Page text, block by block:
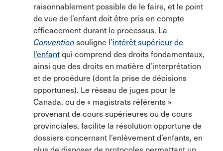
raisonnablement possible de le faire, et le point
de vue de l’enfant doit être pris en compte
efficacement durant le processus. La
Convention souligne l’intérêt supérieur de
l’enfant qui comprend des droits fondamentaux,
ainsi que des droits en matière d’interprétation
et de procédure (dont la prise de décisions
opportunes). Le réseau de juges pour le
Canada, ou de « magistrats référents »
provenant de cours supérieures ou de cours
provinciales, facilite la résolution opportune de
dossiers concernant l’enlèvement d’enfants, en